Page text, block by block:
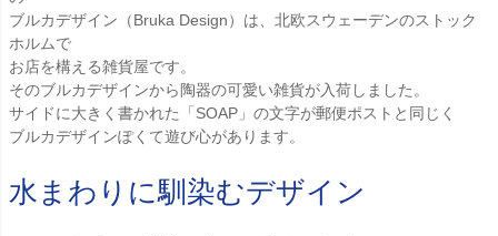
ブルカデザイン（Bruka Design）は、北欧スウェーデンのストック
ホルムで
お店を構える雑貨屋です。
そのブルカデザインから陶器の可愛い雑貨が入荷しました。
サイドに大きく書かれた「SOAP」の文字が郵便ポストと同じく
ブルカデザインぽくて遊び心があります。
水まわりに馴染むデザイン